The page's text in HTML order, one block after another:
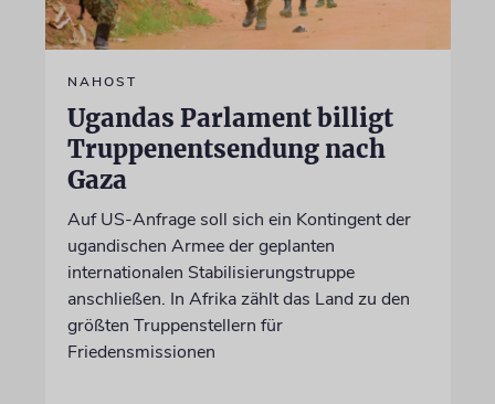
NAHOST
Ugandas Parlament billigt
Truppenentsendung nach
Gaza
Auf US-Anfrage soll sich ein Kontingent der
ugandischen Armee der geplanten
internationalen Stabilisierungstruppe
anschließen. In Afrika zählt das Land zu den
größten Truppenstellern für
Friedensmissionen